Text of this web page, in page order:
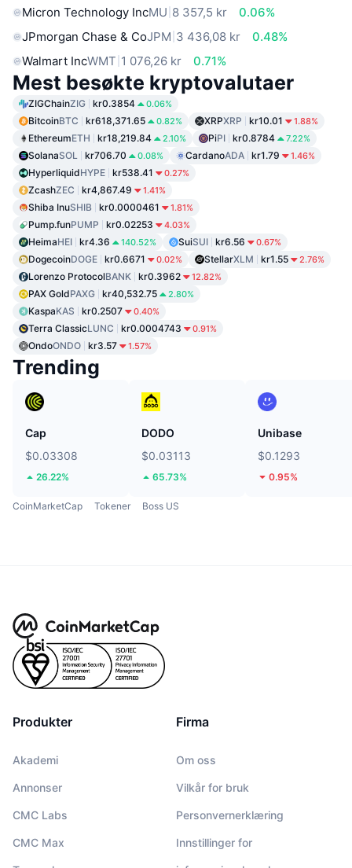
Micron Technology IncMU 8 357,5 kr
0.06%
JPmorgan Chase & CoJPM 3 436,08 kr
0.48%
Walmart IncWMT 1 076,26 kr 0.71%
Mest besøkte kryptovalutaer
ZIGChainZIG kr0.3854 0.06%
BitcoinBTC kr618,371.65 0.82% XRPXRP kr10.01 1.88%
EthereumETH kr18,219.84 2.10% PiPI kr0.8784 7.22%
SolanaSOL kr706.70 0.08% CardanoADA kr1.79 1.46%
HyperliquidHYPE kr538.41 0.27%
ZcashZEC kr4,867.49 1.41%
Shiba InuSHIB kr0.0000461 1.81%
Pump.funPUMP kr0.02253 4.03%
HeimaHEI kr4.36 140.52% SuiSUI kr6.56 0.67%
DogecoinDOGE kr0.6671 0.02% StellarXLM kr1.55 2.76%
Lorenzo ProtocolBANK kr0.3962 12.82%
PAX GoldPAXG kr40,532.75 2.80%
KaspaKAS kr0.2507 0.40%
Terra ClassicLUNC kr0.0004743 0.91%
OndoONDO kr3.57 1.57%
Trending
Cap
$0.03308
26.22%
DODO
$0.03113
65.73%
Unibase
$0.1293
0.95%
CoinMarketCap Tokener Boss US
Produkter
Akademi
Annonser
CMC Labs
CMC Max
Firma
Om oss
Vilkår for bruk
Personvernerklæring
Innstillinger for